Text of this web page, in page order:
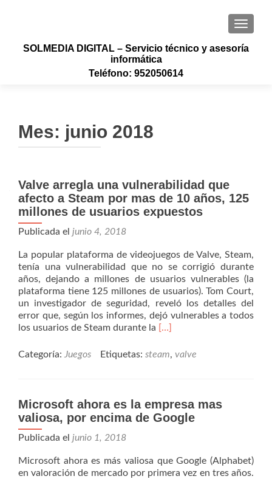
SOLMEDIA DIGITAL – Servicio técnico y asesoría
informática
Teléfono: 952050614
Mes: junio 2018
Valve arregla una vulnerabilidad que
afecto a Steam por mas de 10 años, 125
millones de usuarios expuestos
Publicada el junio 4, 2018
La popular plataforma de videojuegos de Valve, Steam,
tenía una vulnerabilidad que no se corrigió durante
años, dejando a millones de usuarios vulnerables (la
plataforma tiene 125 millones de usuarios). Tom Court,
un investigador de seguridad, reveló los detalles del
error que, según los informes, dejó vulnerables a todos
los usuarios de Steam durante la Read
about
vulnerabilidad
que
afecto
por
mas
[…]
Categoría: Juegos Etiquetas: steam, valve
Microsoft ahora es la empresa mas
valiosa, por encima de Google
Publicada el junio 1, 2018
Microsoft ahora es más valiosa que Google (Alphabet)
en valoración de mercado por primera vez en tres años.
Navegación
de
entradas